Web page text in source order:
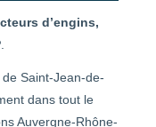
d’engins,
Saint-Jean-de-
dans tout le
Auvergne-Rhône-